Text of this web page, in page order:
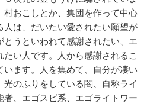
村おこしとか、集団を作って中心
人は、だいたい愛されたい願望が
とうといわれて感謝されたい、エ
たい人です。人から感謝されるこ
います。人を集めて、自分が凄い
光のふりをしている闇、自称ライ
者、エゴスピ系、エゴライトワー